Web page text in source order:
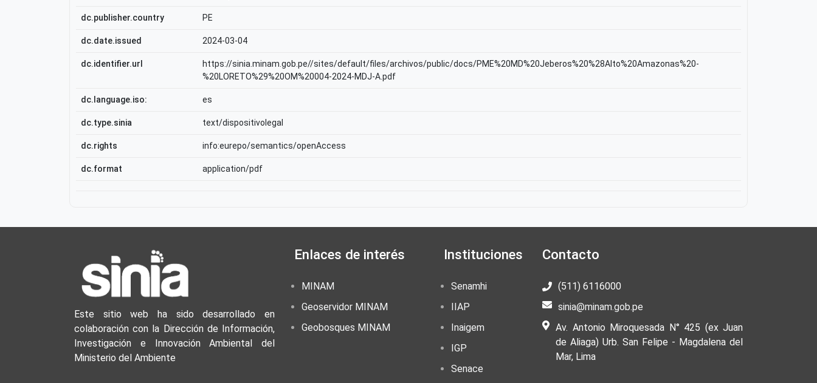
dc.publisher.country PE
dc.date.issued 2024-03-04
dc.identifier.url
https://sinia.minam.gob.pe//sites/default/files/archivos/public/docs/PME%20MD%20Jeberos%20%28Alto%20Amazonas%20-
%20LORETO%29%20OM%20004-2024-MDJ-A.pdf
dc.language.iso: es
dc.type.sinia text/dispositivolegal
dc.rights info:eurepo/semantics/openAccess
dc.format application/pdf
Este sitio web ha sido desarrollado en
colaboración con la Dirección de Información,
Investigación e Innovación Ambiental del
Ministerio del Ambiente
Enlaces de interés
MINAM
Geoservidor MINAM
Geobosques MINAM
Instituciones
Senamhi
IIAP
Inaigem
IGP
Senace
Contacto
(511) 6116000
sinia@minam.gob.pe
Av. Antonio Miroquesada N° 425 (ex Juan
de Aliaga) Urb. San Felipe - Magdalena del
Mar, Lima